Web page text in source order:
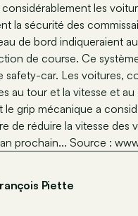
considérablement les
la sécurité des
de bord indiqueraient
de course. Ce
safety-car. Les voitures,
au tour et la vitesse et
le grip mécanique a
de réduire la vitesse
prochain... Source :
Piette